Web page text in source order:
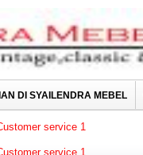
DI SYAILENDRA MEBEL